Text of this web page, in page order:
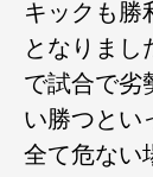
キックも勝
となりまし
で試合で劣
い勝つとい
全て危ない